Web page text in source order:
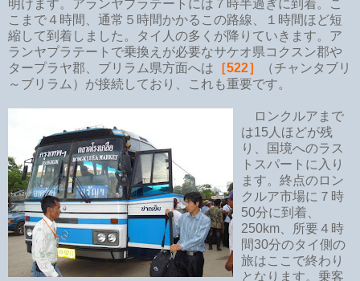
明けます。アランヤプラテートには７時半過ぎに到着。こ
こまで４時間、通常５時間かかるこの路線、１時間ほど短
縮して到着しました。タイ人の多くが降りていきます。ア
ランヤプラテートで乗換えが必要なサケオ県コクスン郡や
タープラヤ郡、ブリラム県方面へは ［522］
（チャンタブリ
～ブリラム）が接続しており、これも重要です。
ロンクルアまで
は15人ほどが残
り、国境へのラス
トスパートに入り
ます。終点のロン
クルア市場に７時
50分に到着、
250km、所要４時
間30分のタイ側の
旅はここで終わり
となります。乗客